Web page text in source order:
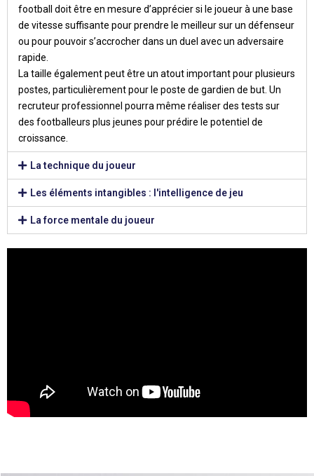
football doit être en mesure d’apprécier si le joueur à une base
de vitesse suffisante pour prendre le meilleur sur un défenseur
ou pour pouvoir s’accrocher dans un duel avec un adversaire
rapide.
La taille également peut être un atout important pour plusieurs
postes, particulièrement pour le poste de gardien de but. Un
recruteur professionnel pourra même réaliser des tests sur
des footballeurs plus jeunes pour prédire le potentiel de
croissance.
La technique du joueur
Les éléments intangibles : l'intelligence de jeu
La force mentale du joueur